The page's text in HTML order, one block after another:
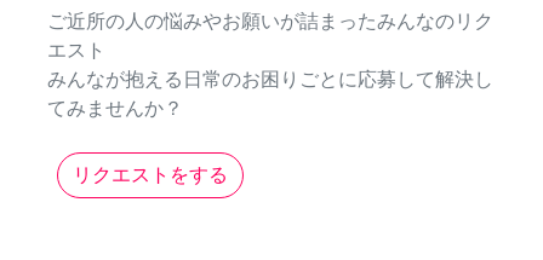
ご近所の人の悩みやお願いが詰まったみんなのリク
エスト
みんなが抱える日常のお困りごとに応募して解決し
てみませんか？
リクエストをする